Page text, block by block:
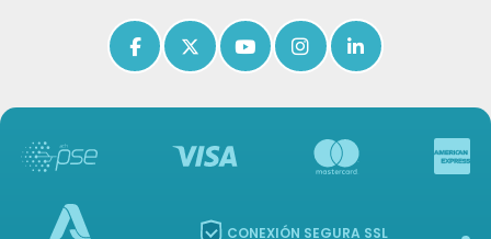
Icon of facebook-f
Icon of x-twitter
Icon of youtube
Icon of instagram
Icon of
CONEXIÓN SEGURA SSL